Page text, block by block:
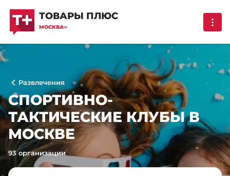
ТОВАРЫ ПЛЮС
МОСКВА
Развлечения
СПОРТИВНО-
ТАКТИЧЕСКИЕ КЛУБЫ В
МОСКВЕ
93 организации